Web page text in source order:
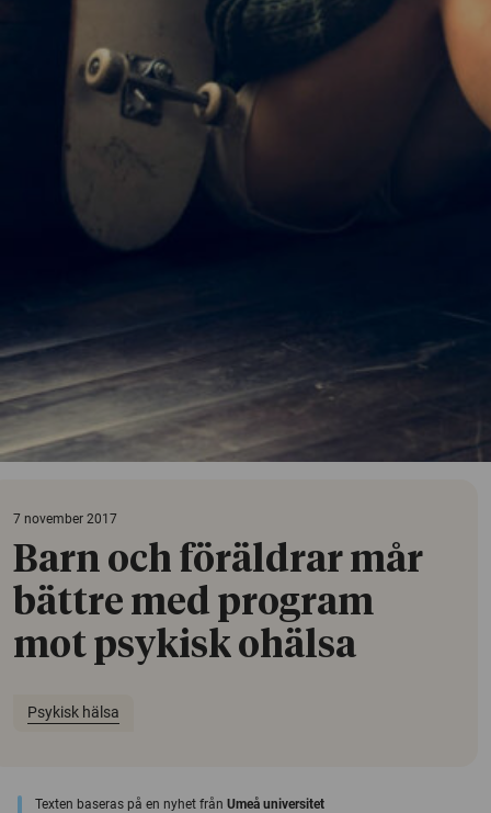
7 november 2017
Barn och föräldrar mår
bättre med program
mot psykisk ohälsa
Psykisk hälsa
Texten baseras på en nyhet från Umeå universitet